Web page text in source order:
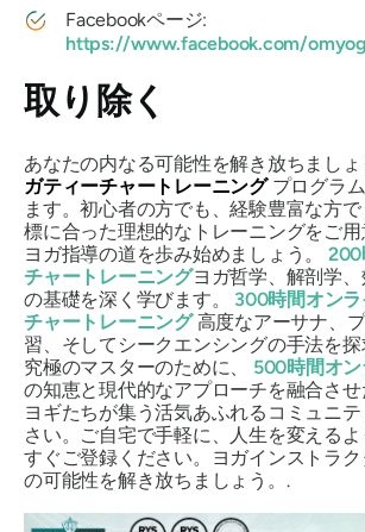
Facebookページ:
https://www.facebook.com/
取り除く
あなたの内なる可能性を解き放ちまし
ガティーチャートレーニングプログラ
ます。初心者の方でも、経験豊富な方
標に合った理想的なトレーニングをご用
ヨガ指導の道を歩み始めましょう。 200
チャートレーニングヨガ哲学、解剖学
の基礎を深く学びます。 300時間オン
チャートレーニング高度なアーサナ、
習、そしてシークエンシングの手法を探
究極のマスターのために、 500時間オ
の知恵と現代的なアプローチを融合さ
ヨギたちが集う活気あふれるコミュニ
さい。ご自宅で手軽に、人生を変える
すぐご登録ください。ヨガインストラ
の可能性を解き放ちましょう。.